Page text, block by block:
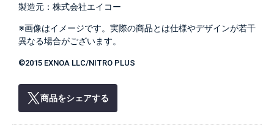
製造元：株式会社エイコー
※画像はイメージです。実際の商品とは仕様やデザインが若干
異なる場合がございます。
©2015 EXNOA LLC/NITRO PLUS
商品をシェアする